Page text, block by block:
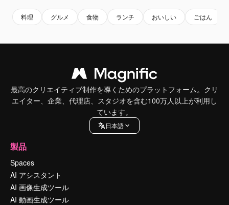
料理 グルメ 食物 ランチ おいしい ごはん
最高のクリエイティブ制作を導くためのプラットフォーム。クリ
エイター、企業、代理店、スタジオを含む100万人以上が利用し
ています。
日本語
製品
Spaces
AI アシスタント
AI 画像生成ツール
AI 動画生成ツール